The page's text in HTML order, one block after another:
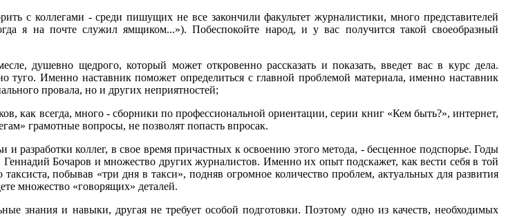
с коллегами - среди пишущих не все закончили факультет журналистики, много представителей
я на почте служил ямщиком...»). Побеспокойте народ, и у вас получится такой своеобразный
душевно щедрого, который может откровенно рассказать и показать, введет вас в курс дела.
Именно наставник поможет определиться с главной проблемой материала, именно наставник
провала, но и других неприятностей;
как всегда, много - сборники по профессиональной ориентации, серии книг «Кем быть?», интернет,
грамотные вопросы, не позволят попасть впросак.
разработки коллег, в свое время причастных к освоению этого метода, - бесценное подспорье. Годы
Бочаров и множество других журналистов. Именно их опыт подскажет, как вести себя в той
побывав «три дня в такси», подняв огромное количество проблем, актуальных для развития
множество «говорящих» деталей.
знания и навыки, другая не требует особой подготовки. Поэтому одно из качеств, необходимых